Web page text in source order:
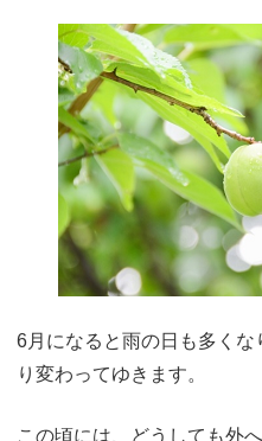
6月になると雨の日も多く
り変わってゆきます。
この頃には、どうしても外